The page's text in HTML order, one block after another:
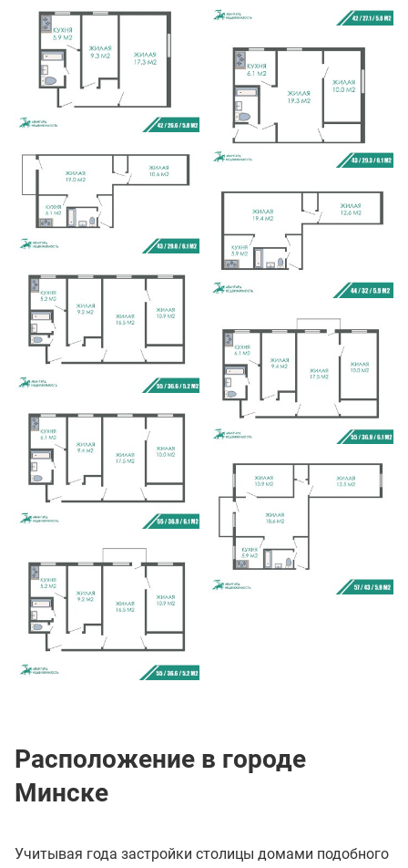
Расположение в городе
Минске
Учитывая года застройки столицы домами подобного